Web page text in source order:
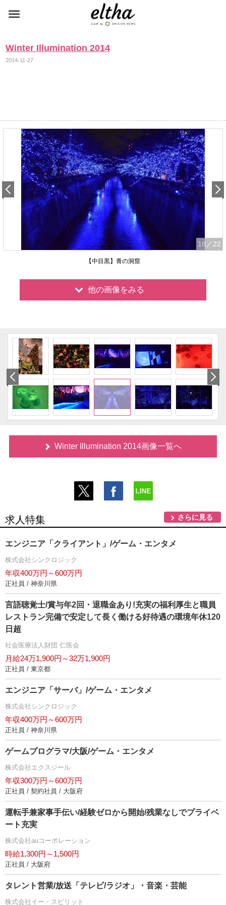
Winter Illumination 2014
2014-11-27
18 ／22
【中目黒】青の洞窟
他の画像をみる
Winter Illumination 2014画像一覧へ
求人特集 さらに見る
エンジニア「クライアント」/ゲーム・エンタメ
株式会社シンクロジック
年収400万円～600万円
正社員 / 神奈川県
言語聴覚士/賞与年2回・退職金あり!充実の福利厚生と職員
レストラン完備で安定して長く働ける好待遇の環境年休120
日超
社会医療法人財団 仁医会
月給24万1,900円～32万1,900円
正社員 / 東京都
エンジニア「サーバ」/ゲーム・エンタメ
株式会社シンクロジック
年収400万円～600万円
正社員 / 神奈川県
ゲームプログラマ/大阪/ゲーム・エンタメ
株式会社エクスジール
年収300万円～600万円
正社員 / 契約社員 / 大阪府
運転手兼家事手伝い/経験ゼロから開始/残業なしでプライベ
ート充実
株式会社auコーポレーション
時給1,300円～1,500円
正社員 / 大阪府
タレント営業/放送「テレビ/ラジオ」・音楽・芸能
株式会社イー・スピリット